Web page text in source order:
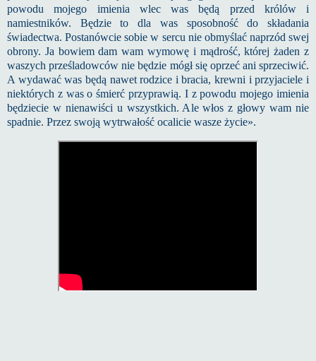
powodu mojego imienia wlec was będą przed królów i
namiestników. Będzie to dla was sposobność do składania
świadectwa. Postanówcie sobie w sercu nie obmyślać naprzód swej
obrony. Ja bowiem dam wam wymowę i mądrość, której żaden z
waszych prześladowców nie będzie mógł się oprzeć ani sprzeciwić.
A wydawać was będą nawet rodzice i bracia, krewni i przyjaciele i
niektórych z was o śmierć przyprawią. I z powodu mojego imienia
będziecie w nienawiści u wszystkich. Ale włos z głowy wam nie
spadnie. Przez swoją wytrwałość ocalicie wasze życie».